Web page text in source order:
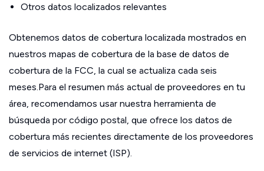
Otros datos localizados relevantes
Obtenemos datos de cobertura localizada mostrados en
nuestros mapas de cobertura de la base de datos de
cobertura de la FCC, la cual se actualiza cada seis
meses.Para el resumen más actual de proveedores en tu
área, recomendamos usar nuestra herramienta de
búsqueda por código postal, que ofrece los datos de
cobertura más recientes directamente de los proveedores
de servicios de internet (ISP).